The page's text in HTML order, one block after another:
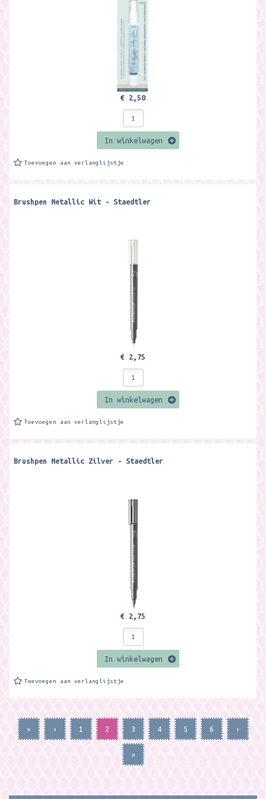
€ 2,50
In winkelwagen
Toevoegen aan verlanglijstje
Brushpen Metallic Wit - Staedtler
€ 2,75
In winkelwagen
Toevoegen aan verlanglijstje
Brushpen Metallic Zilver - Staedtler
€ 2,75
In winkelwagen
Toevoegen aan verlanglijstje
« ‹ 1 2 3 4 5 6 ›
»